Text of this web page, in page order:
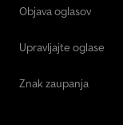
Objava oglasov
Upravljajte oglase
Znak zaupanja